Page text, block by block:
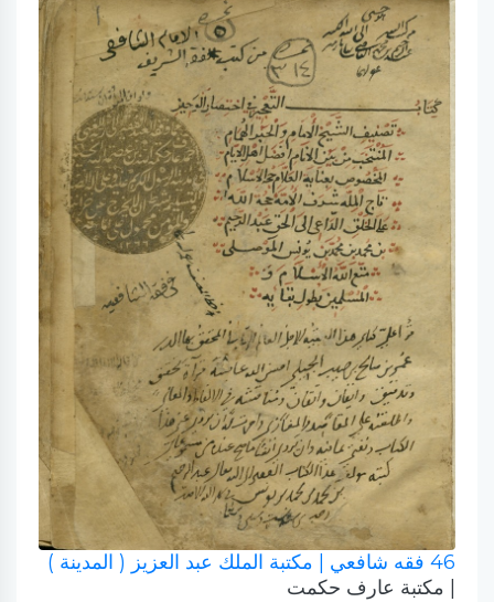
46 فقه شافعي
| مكتبة الملك عبد العزيز ( المدينة )
| مكتبة عارف حكمت